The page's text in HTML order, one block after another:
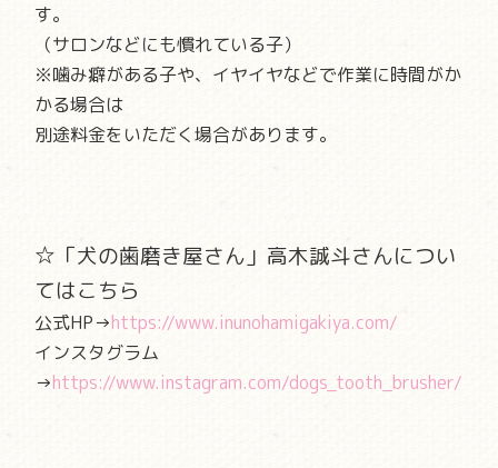
す。
（サロンなどにも慣れている子）
※噛み癖がある子や、イヤイヤなどで作業に時間がか
かる場合は
別途料金をいただく場合があります。
☆「犬の歯磨き屋さん」高木誠斗さんについ
てはこちら
公式HP→https://www.inunohamigakiya.com/
インスタグラム
→https://www.instagram.com/dogs_tooth_brusher/